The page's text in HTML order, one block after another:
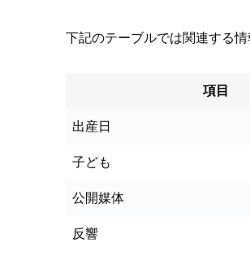
下記のテーブルでは関連する情
項目
出産日
子ども
公開媒体
反響